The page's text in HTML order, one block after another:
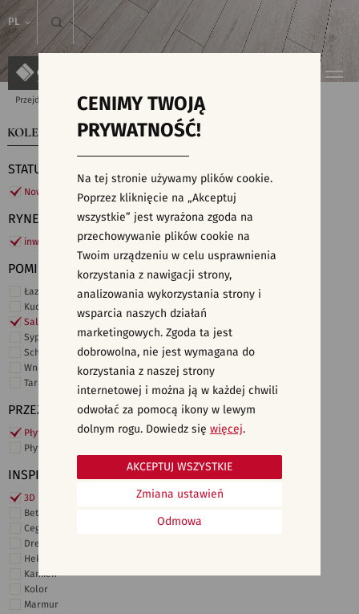
PL
Przejdź do strony głównej Kolekcje
KOLEKCJE WYSZUKIWARKA PŁYTEK
STATUS
Nowości
RYNEK
inwestycje
POMIESZCZENIE
Łazienka
Kuchnia
Salon i hol
Sypialnia
Schody
Wnętrza komercyjne
Taras i ogród
PRZEZNACZENIE
Płytki ścienne
Płytki podłogowe
INSPIRACJE
3D i struktury
Beton
Cegiełki
Drewno
Heksagonalne
Kamień
Kolor
Marmur
CENIMY TWOJĄ
PRYWATNOŚĆ!
Na tej stronie używamy plików cookie.
Poprzez kliknięcie na „Akceptuj
wszystkie” jest wyrażona zgoda na
przechowywanie plików cookie na
Twoim urządzeniu w celu usprawnienia
korzystania z nawigacji strony,
analizowania wykorzystania strony i
wsparcia naszych działań
marketingowych. Zgoda ta jest
dobrowolna, nie jest wymagana do
korzystania z naszej strony
internetowej i można ją w każdej chwili
odwołać za pomocą ikony w lewym
dolnym rogu. Dowiedz się więcej.
Odmowa
Zmiana ustawień
AKCEPTUJ WSZYSTKIE